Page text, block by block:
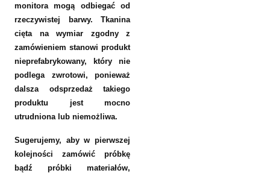
monitora mogą odbiegać od
rzeczywistej barwy. Tkanina
cięta na wymiar zgodny z
zamówieniem stanowi produkt
nieprefabrykowany, który nie
podlega zwrotowi, ponieważ
dalsza odsprzedaż takiego
produktu jest mocno
utrudniona lub niemożliwa.
Sugerujemy, aby w pierwszej
kolejności zamówić próbkę
bądź próbki materiałów,